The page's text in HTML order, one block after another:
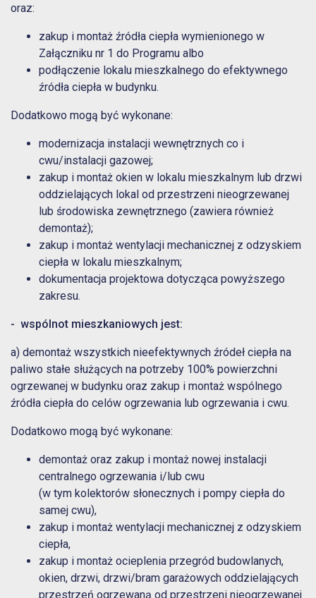
oraz:
zakup i montaż źródła ciepła wymienionego w
Załączniku nr 1 do Programu albo
podłączenie lokalu mieszkalnego do efektywnego
źródła ciepła w budynku.
Dodatkowo mogą być wykonane:
modernizacja instalacji wewnętrznych co i
cwu/instalacji gazowej;
zakup i montaż okien w lokalu mieszkalnym lub drzwi
oddzielających lokal od przestrzeni nieogrzewanej
lub środowiska zewnętrznego (zawiera również
demontaż);
zakup i montaż wentylacji mechanicznej z odzyskiem
ciepła w lokalu mieszkalnym;
dokumentacja projektowa dotycząca powyższego
zakresu.
- wspólnot mieszkaniowych jest:
a) demontaż wszystkich nieefektywnych źródeł ciepła na
paliwo stałe służących na potrzeby 100% powierzchni
ogrzewanej w budynku oraz zakup i montaż wspólnego
źródła ciepła do celów ogrzewania lub ogrzewania i cwu.
Dodatkowo mogą być wykonane:
demontaż oraz zakup i montaż nowej instalacji
centralnego ogrzewania i/lub cwu
(w tym kolektorów słonecznych i pompy ciepła do
samej cwu),
zakup i montaż wentylacji mechanicznej z odzyskiem
ciepła,
zakup i montaż ocieplenia przegród budowlanych,
okien, drzwi, drzwi/bram garażowych oddzielających
przestrzeń ogrzewaną od przestrzeni nieogrzewanej